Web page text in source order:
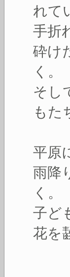
れて
手折
砕け
く。
そし
もた
平原
雨降
く。
子ど
花を